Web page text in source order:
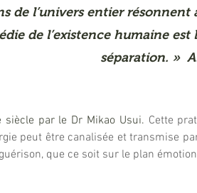
de l’univers entier résonnent
de l’existence humaine est
séparation. »
par le Dr Mikao Usui. Cette
peut être canalisée et transmise
que ce soit sur le plan